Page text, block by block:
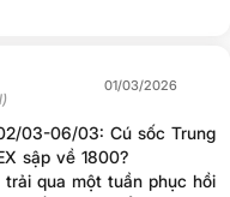
từ chiến sự Trung Đông
cực dần bão hòa và giá
biến động giật cục,
của đám đông sẽ
xuống.
01/03/2026
03-06/03: Cú sốc Trung
sập về 1800?
qua một tuần phục hồi